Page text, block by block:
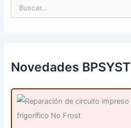
p
o
:
Novedades BPSYST